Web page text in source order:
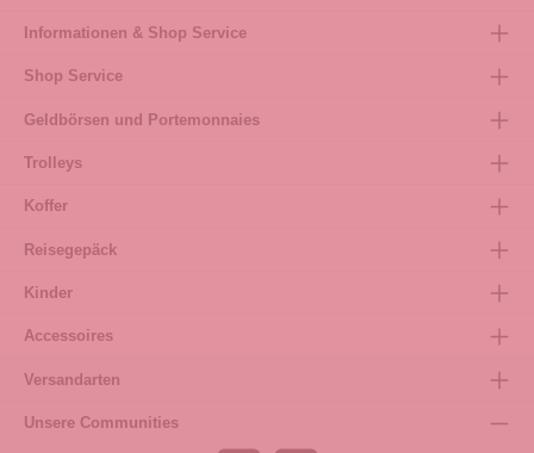
Informationen & Shop Service
Shop Service
Geldbörsen und Portemonnaies
Trolleys
Koffer
Reisegepäck
Kinder
Accessoires
Versandarten
Unsere Communities